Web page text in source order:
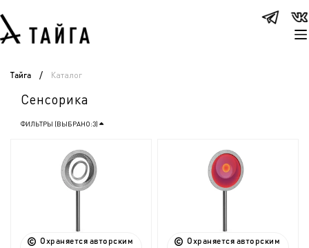
Тайга / Каталог
Сенсорика
ФИЛЬТРЫ (ВЫБРАНО:3)
Охраняется авторским
Охраняется авторским